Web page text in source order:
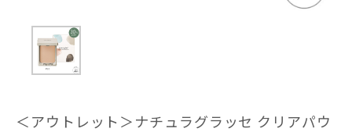
＜アウトレット＞ナチュラグラッセ クリアパウ